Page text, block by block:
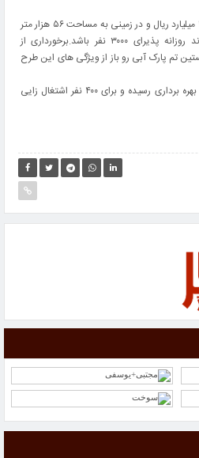
این پارک آبی با سرمایه گذاری ۱۸۵۰ میلیارد ریال و در زمینی به مساحت ۵۶ هزار متر
مربع احداث شده است و می تواند روزانه پذیرای ۳۰۰۰ نفر باشد.برخورداری از
تم پارک آبی رو باز از ویژگی های این طرح
پارک آبی توسط بخش خصوصی به بهره برداری رسیده و برای ۴۰۰ نفر اشتغال زایی